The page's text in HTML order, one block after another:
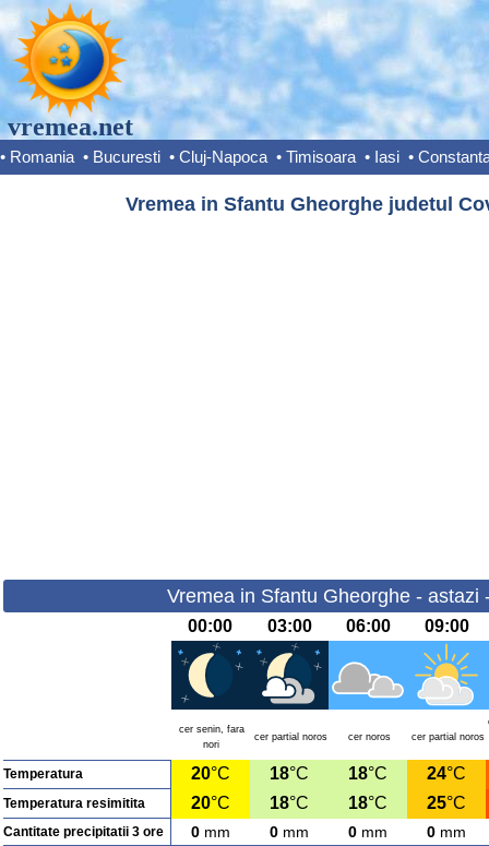
vremea.net
• Romania • Bucuresti • Cluj-Napoca • Timisoara • Iasi •
Vremea in Sfantu Gheorghe judetul
Vremea in Sfantu Gheorghe - astazi
00:00 03:00 06:00 09:00
cer senin, fara
nori
cer partial noros cer noros cer partial noros
Temperatura 20°C 18°C 18°C 24°C
Temperatura resimitita 20°C 18°C 18°C 25°C
Cantitate precipitatii 3 ore 0 mm 0 mm 0 mm 0 mm